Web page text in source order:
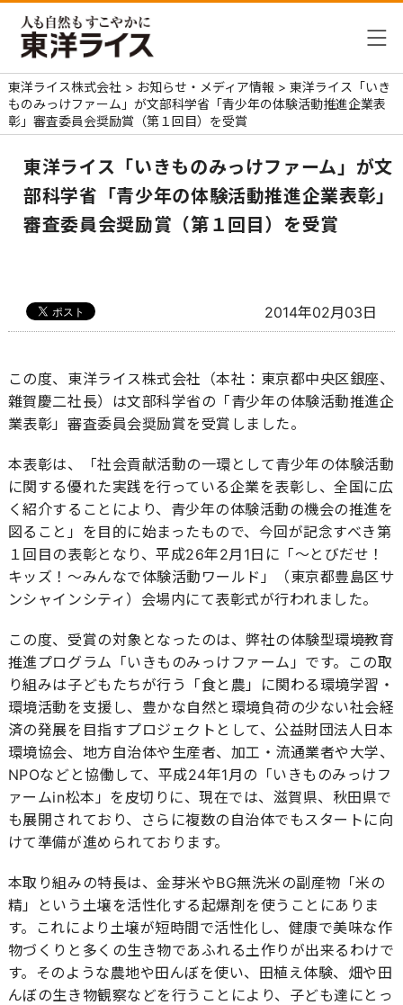
東洋ライス株式会社 > お知らせ・メディア情報 > 東洋ライス「いき
ものみっけファーム」が文部科学省「青少年の体験活動推進企業表
彰」審査委員会奨励賞（第１回目）を受賞
東洋ライス「いきものみっけファーム」が文
部科学省「青少年の体験活動推進企業表彰」
審査委員会奨励賞（第１回目）を受賞
2014年02月03日
この度、東洋ライス株式会社（本社：東京都中央区銀座、
雜賀慶二社長）は文部科学省の「青少年の体験活動推進企
業表彰」審査委員会奨励賞を受賞しました。
本表彰は、「社会貢献活動の一環として青少年の体験活動
に関する優れた実践を行っている企業を表彰し、全国に広
く紹介することにより、青少年の体験活動の機会の推進を
図ること」を目的に始まったもので、今回が記念すべき第
１回目の表彰となり、平成26年2月1日に「～とびだせ！
キッズ！～みんなで体験活動ワールド」（東京都豊島区サ
ンシャインシティ）会場内にて表彰式が行われました。
この度、受賞の対象となったのは、弊社の体験型環境教育
推進プログラム「いきものみっけファーム」です。この取
り組みは子どもたちが行う「食と農」に関わる環境学習・
環境活動を支援し、豊かな自然と環境負荷の少ない社会経
済の発展を目指すプロジェクトとして、公益財団法人日本
環境協会、地方自治体や生産者、加工・流通業者や大学、
NPOなどと協働して、平成24年1月の「いきものみっけフ
ァームin松本」を皮切りに、現在では、滋賀県、秋田県で
も展開されており、さらに複数の自治体でもスタートに向
けて準備が進められております。
本取り組みの特長は、金芽米やBG無洗米の副産物「米の
精」という土壌を活性化する起爆剤を使うことにありま
す。これにより土壌が短時間で活性化し、健康で美味な作
物づくりと多くの生き物であふれる土作りが出来るわけで
す。そのような農地や田んぼを使い、田植え体験、畑や田
んぼの生き物観察などを行うことにより、子ども達にとっ